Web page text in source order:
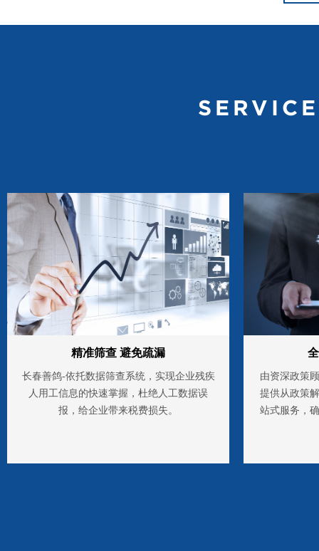
精准筛查 避免疏漏
长春善鸽-依托数据筛查系统，实现企业残疾
人用工信息的快速掌握，杜绝人工数据误
报，给企业带来税费损失。
由资深政策
提供从政策
站式服务，